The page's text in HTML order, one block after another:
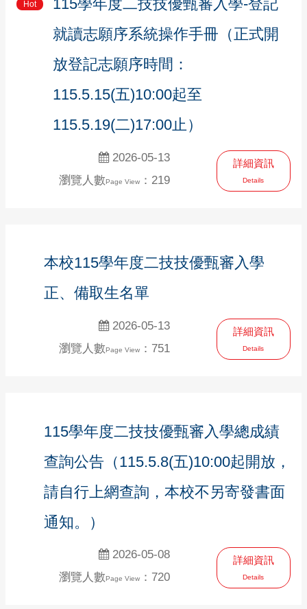
Hot
115學年度二技技優甄審入學-登記
就讀志願序系統操作手冊（正式開
放登記志願序時間：
115.5.15(五)10:00起至
115.5.19(二)17:00止）
2026-05-13
瀏覽人數Page View：219
詳細資訊
Details
本校115學年度二技技優甄審入學
正、備取生名單
2026-05-13
瀏覽人數Page View：751
詳細資訊
Details
115學年度二技技優甄審入學總成績
查詢公告（115.5.8(五)10:00起開放，
請自行上網查詢，本校不另寄發書面
通知。）
2026-05-08
瀏覽人數Page View：720
詳細資訊
Details